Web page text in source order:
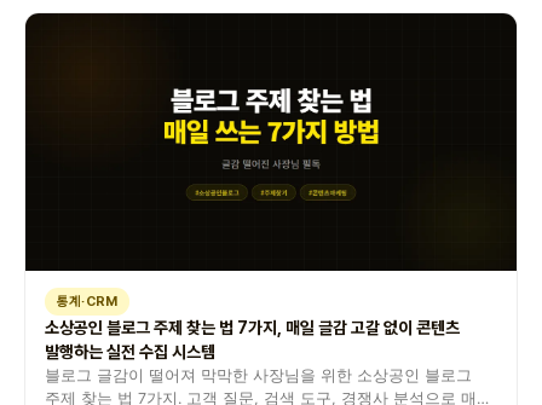
통계·CRM
소상공인 블로그 주제 찾는 법 7가지, 매일 글감 고갈 없이 콘텐츠
발행하는 실전 수집 시스템
블로그 글감이 떨어져 막막한 사장님을 위한 소상공인 블로그
주제 찾는 법 7가지. 고객 질문, 검색 도구, 경쟁사 분석으로 매일